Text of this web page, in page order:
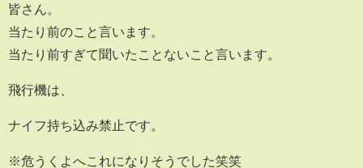
皆さん。
当たり前のこと言います。
当たり前すぎて聞いたことないこと言います。
飛行機は、
ナイフ持ち込み禁止です。
※危うくよへこれになりそうでした笑笑